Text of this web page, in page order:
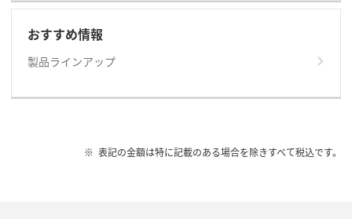
おすすめ情報
製品ラインアップ
表記の金額は特に記載のある場合を除きすべて税込です。